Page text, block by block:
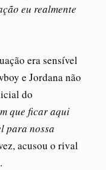
eu realmente
era sensível
e Jordana não
do
que ficar aqui
para nossa
acusou o rival